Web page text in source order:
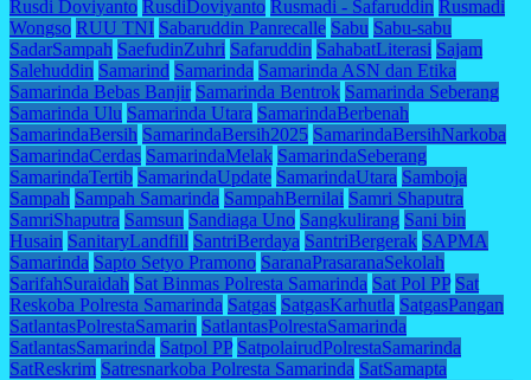
Rusdi Doviyanto RusdiDoviyanto Rusmadi - Safaruddin Rusmadi
Wongso RUU TNI Sabaruddin Panrecalle Sabu Sabu-sabu
SadarSampah SaefudinZuhri Safaruddin SahabatLiterasi Sajam
Salehuddin Samarind Samarinda Samarinda ASN dan Etika
Samarinda Bebas Banjir Samarinda Bentrok Samarinda Seberang
Samarinda Ulu Samarinda Utara SamarindaBerbenah
SamarindaBersih SamarindaBersih2025 SamarindaBersihNarkoba
SamarindaCerdas SamarindaMelak SamarindaSeberang
SamarindaTertib SamarindaUpdate SamarindaUtara Samboja
Sampah Sampah Samarinda SampahBernilai Samri Shaputra
SamriShaputra Samsun Sandiaga Uno Sangkulirang Sani bin
Husain SanitaryLandfill SantriBerdaya SantriBergerak SAPMA
Samarinda Sapto Setyo Pramono SaranaPrasaranaSekolah
SarifahSuraidah Sat Binmas Polresta Samarinda Sat Pol PP Sat
Reskoba Polresta Samarinda Satgas SatgasKarhutla SatgasPangan
SatlantasPolrestaSamarin SatlantasPolrestaSamarinda
SatlantasSamarinda Satpol PP SatpolairudPolrestaSamarinda
SatReskrim Satresnarkoba Polresta Samarinda SatSamapta